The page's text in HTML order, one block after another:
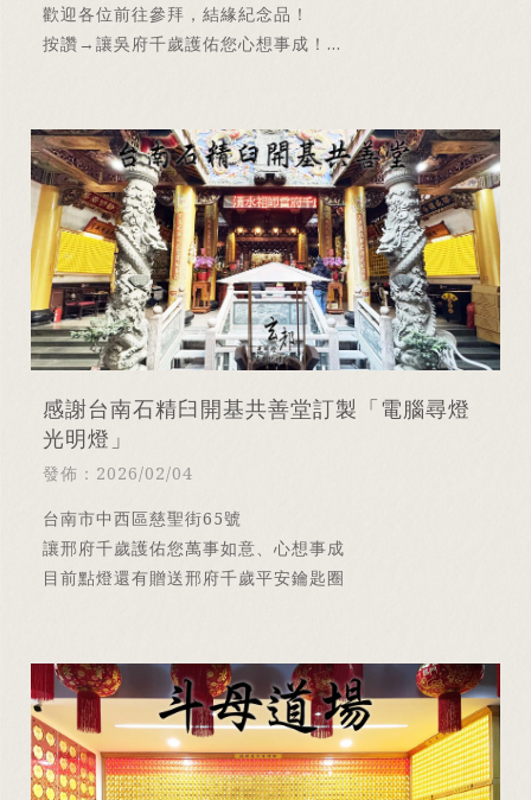
歡迎各位前往參拜，結緣紀念品！
按讚→讓吳府千歲護佑您心想事成！
感謝台南石精臼開基共善堂訂製「電腦尋燈
光明燈」
發佈：2026/02/04
台南市中西區慈聖街65號
讓邢府千歲護佑您萬事如意、心想事成
目前點燈還有贈送邢府千歲平安鑰匙圈